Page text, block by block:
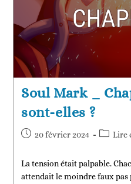
Soul Mark _
sont-elles ?
20 février 2024 Lire
La tension était palpable.
attendait le moindre faux